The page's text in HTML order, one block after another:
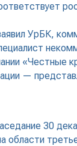
УрБК,
«Честные
—
30
области